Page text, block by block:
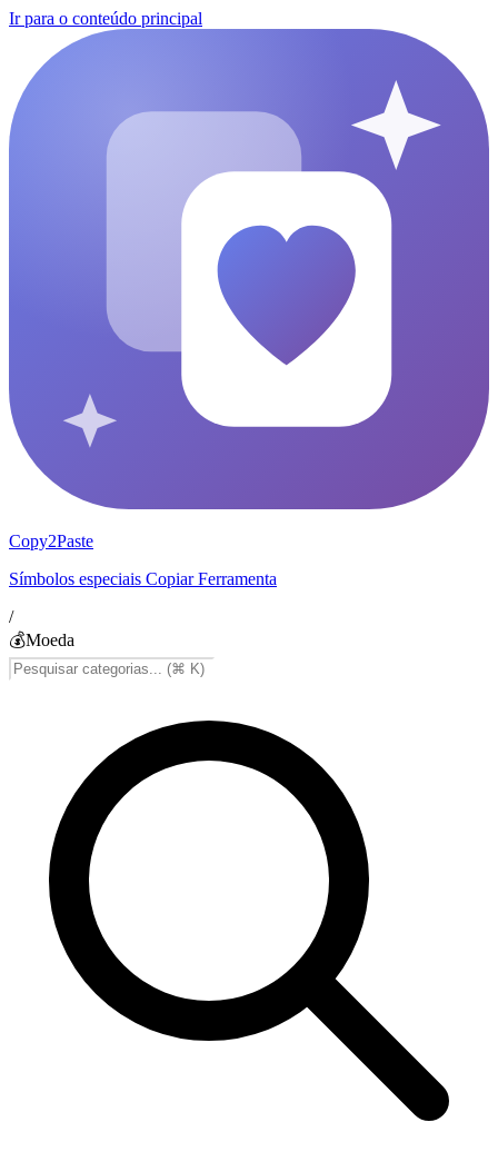
Ir para o conteúdo principal
Copy2Paste
Símbolos especiais Copiar Ferramenta
/
💰Moeda